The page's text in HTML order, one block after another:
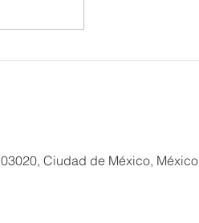
Ciudad de México, México